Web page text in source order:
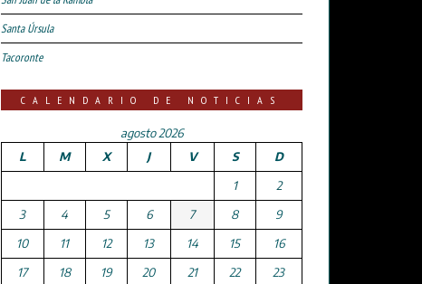
Santa Úrsula
Tacoronte
CALENDARIO DE NOTICIAS
agosto 2026
L
M X J V S
D
1
2
3
4 5 6 7 8
9
10
11 12 13 14 15
16
17
18 19 20 21 22
23